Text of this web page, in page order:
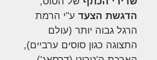
הדגשת הצעד ע"י הרמת
הרגל גבוה יותר (עולם
התצוגה כגון סוסים ערביים),